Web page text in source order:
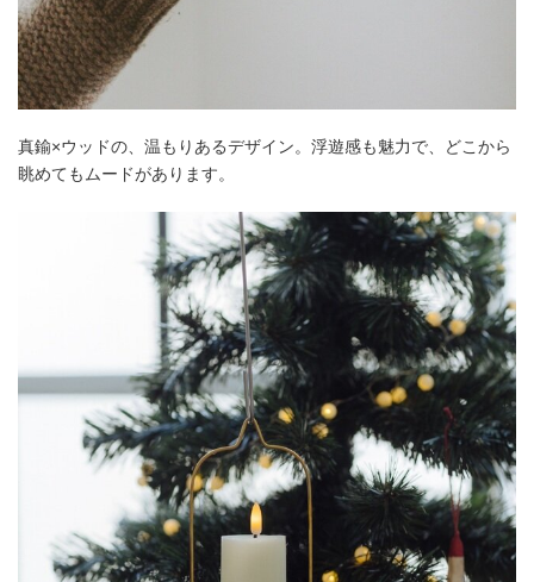
真鍮×ウッドの、温もりあるデザイン。浮遊感も魅力で、どこから
眺めてもムードがあります。